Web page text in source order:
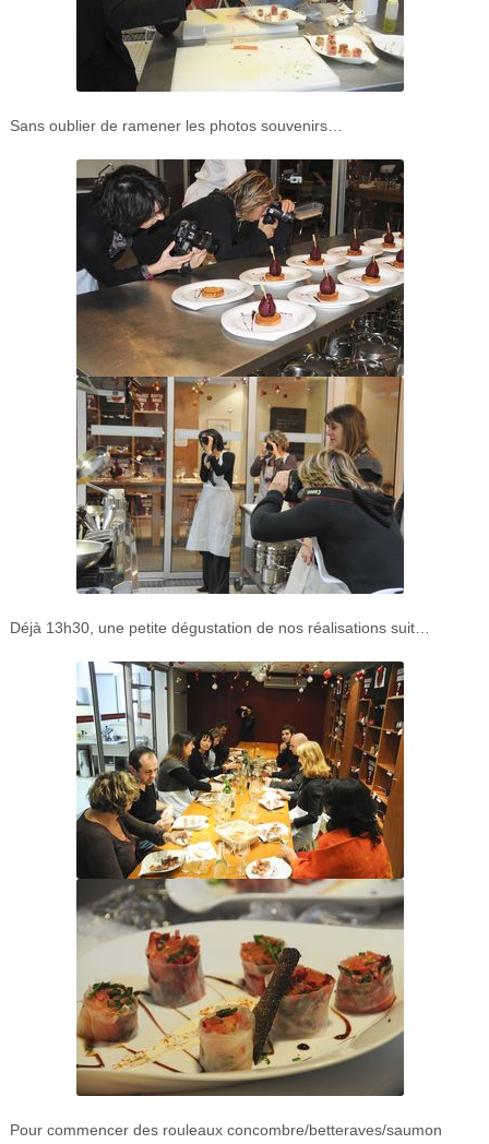
Sans oublier de ramener les photos souvenirs…
Déjà 13h30, une petite dégustation de nos réalisations suit…
Pour commencer des rouleaux concombre/betteraves/saumon